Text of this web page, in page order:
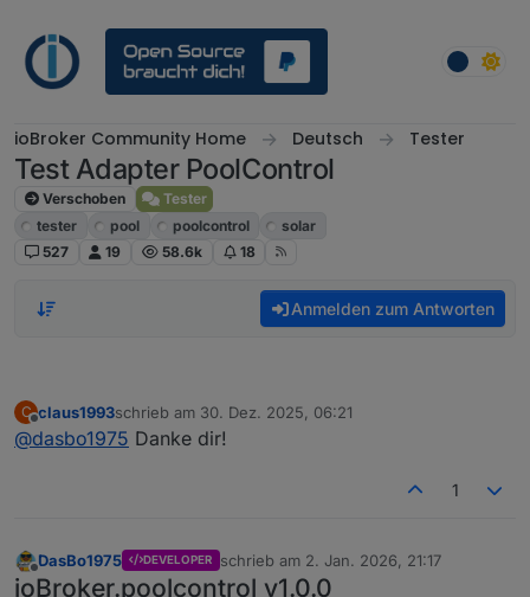
ioBroker Community Home Deutsch Tester
Test Adapter PoolControl
Verschoben
Tester
tester
pool poolcontrol
solar
527
19 58.6k 18
Anmelden zum Antworten
C
Offline
claus1993schrieb am 30. Dez. 2025, 06:21
zuletzt editiert von
@dasbo1975 Danke dir!
1
Offline
DasBo1975 DEVELOPER schrieb am 2. Jan. 2026, 21:17
zuletzt editiert von
ioBroker.poolcontrol v1.0.0